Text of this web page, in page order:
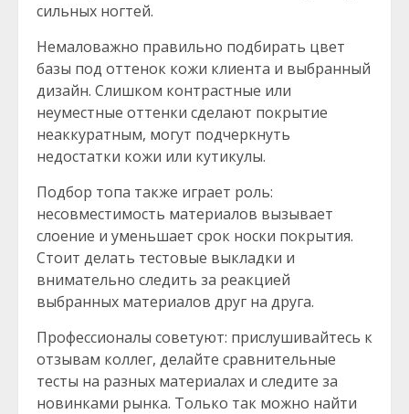
сильных ногтей.
Немаловажно правильно подбирать цвет
базы под оттенок кожи клиента и выбранный
дизайн. Слишком контрастные или
неуместные оттенки сделают покрытие
неаккуратным, могут подчеркнуть
недостатки кожи или кутикулы.
Подбор топа также играет роль:
несовместимость материалов вызывает
слоение и уменьшает срок носки покрытия.
Стоит делать тестовые выкладки и
внимательно следить за реакцией
выбранных материалов друг на друга.
Профессионалы советуют: прислушивайтесь к
отзывам коллег, делайте сравнительные
тесты на разных материалах и следите за
новинками рынка. Только так можно найти